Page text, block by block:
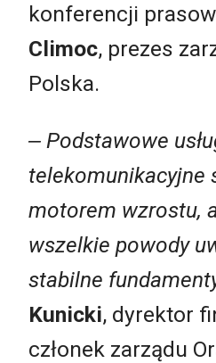
konferencji
Climoc, prezes
Polska.
‒ Podstawowe
telekomunikacyjne
motorem wzrostu,
wszelkie powody
stabilne
Kunicki, dyrektor
członek zarządu